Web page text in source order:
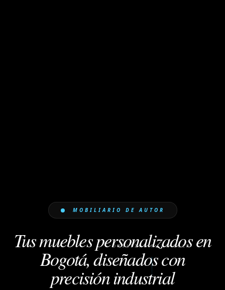
MOBILIARIO DE AUTOR
Tus muebles personalizados en
Bogotá, diseñados con
precisión industrial